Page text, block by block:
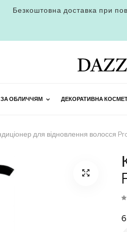
Безкоштовна доставка при
ОБЛИЧЧЯМ ДЕКОРАТИВНА
для відновлення волосся